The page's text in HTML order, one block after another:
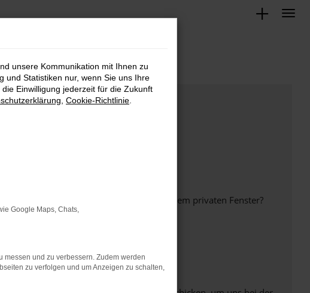
in einem anderen Browser oder in einem privaten Fenster?
nicht mehr unterstützt werden.
unsere Kommunikation mit Ihnen zu
und Statistiken nur, wenn Sie uns Ihre
Einwilligung jederzeit für die Zukunft
Cookie-Richtlinie
Google Maps, Chats,
und zu verbessern. Zudem werden
zu verfolgen und um Anzeigen zu schalten,